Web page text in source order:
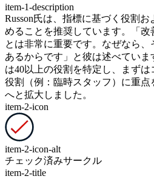
item-1-description
Russon氏は、指標に基づく役割
めることを推奨しています。「改
とは非常に重要です。なぜなら
あるからです」と彼は述べてい
は40以上の役割を特定し、まず
役割（例：臨時スタッフ）に重点
へと拡大しました。
item-2-icon
item-2-icon-alt
チェック済みサークル
item-2-title